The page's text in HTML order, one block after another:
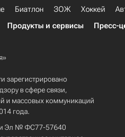
Биатлон ЗОЖ Хоккей
Продукты и сервисы Пресс-
зарегистрировано
в сфере связи,
и массовых коммуникаций
года.
Эл № ФС77-57640